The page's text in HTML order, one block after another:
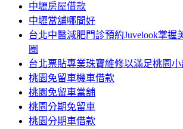
內
容
區
中壢房屋借款
中壢當舖哪間好
台北中醫減肥門診預約Juvelook掌握
圈
台北票貼專業珠寶維修以滿足桃園
桃園免留車機車借款
桃園免留車當舖
桃園分期免留車
桃園分期車借款